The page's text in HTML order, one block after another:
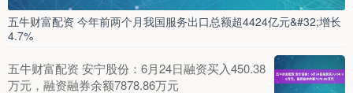
五牛财富配资 今年前两个月我国服务出口总额超4424亿元&#32;增长
4.7%
五牛财富配资 安宁股份：6月24日融资买入450.38
万元，融资融券余额7878.86万元